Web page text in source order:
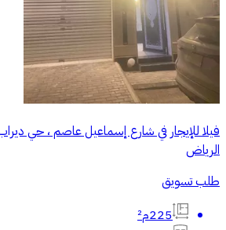
فيلا للإيجار في شارع إسماعيل عاصم ، حي
الرياض
طلب تسويق
225م²